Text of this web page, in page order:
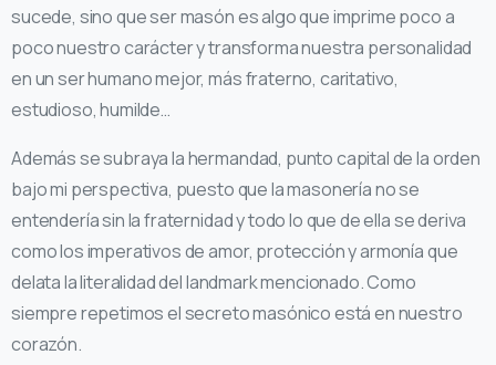
sucede, sino que ser masón es algo que imprime poco a
poco nuestro carácter y transforma nuestra personalidad
en un ser humano mejor, más fraterno, caritativo,
estudioso, humilde…
Además se subraya la hermandad, punto capital de la orden
bajo mi perspectiva, puesto que la masonería no se
entendería sin la fraternidad y todo lo que de ella se deriva
como los imperativos de amor, protección y armonía que
delata la literalidad del landmark mencionado. Como
siempre repetimos el secreto masónico está en nuestro
corazón.